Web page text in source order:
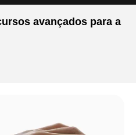
avançados para a